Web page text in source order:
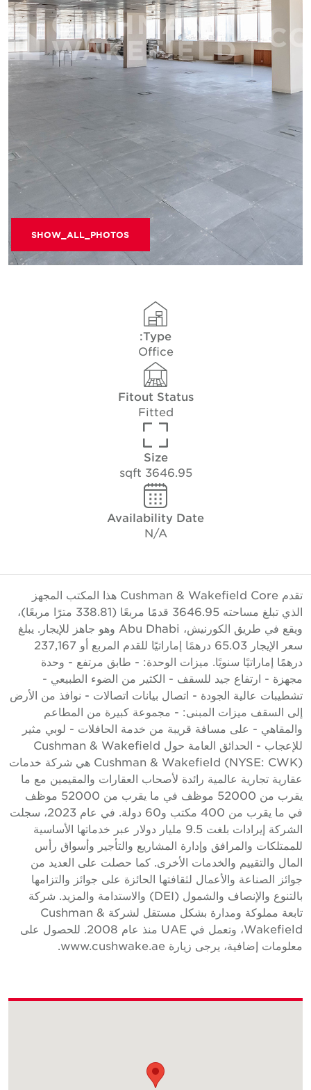
SHOW_ALL_PHOTOS
Type:
Office
Fitout Status
Fitted
Size
3646.95 sqft
Availability Date
N/A
تقدم Cushman & Wakefield Core هذا المكتب المجهز
الذي تبلغ مساحته 3646.95 قدمًا مربعًا (338.81 مترًا مربعًا)،
ويقع في طريق الكورنيش، Abu Dhabi وهو جاهز للإيجار. يبلغ
سعر الإيجار 65.03 درهمًا إماراتيًا للقدم المربع أو 237,167
درهمًا إماراتيًا سنويًا. ميزات الوحدة: - طابق مرتفع - وحدة
مجهزة - ارتفاع جيد للسقف - الكثير من الضوء الطبيعي -
تشطيبات عالية الجودة - اتصال بيانات اتصالات - نوافذ من الأرض
إلى السقف ميزات المبنى: - مجموعة كبيرة من المطاعم
والمقاهي - على مسافة قريبة من خدمة الحافلات - لوبي مثير
للإعجاب - الحدائق العامة حول Cushman & Wakefield
Cushman & Wakefield (NYSE: CWK) هي شركة خدمات
عقارية تجارية عالمية رائدة لأصحاب العقارات والمقيمين مع ما
يقرب من 52000 موظف في ما يقرب من 52000 موظف
في ما يقرب من 400 مكتب و60 دولة. في عام 2023، سجلت
الشركة إيرادات بلغت 9.5 مليار دولار عبر خدماتها الأساسية
للممتلكات والمرافق وإدارة المشاريع والتأجير وأسواق رأس
المال والتقييم والخدمات الأخرى. كما حصلت على العديد من
جوائز الصناعة والأعمال لثقافتها الحائزة على جوائز والتزامها
بالتنوع والإنصاف والشمول (DEI) والاستدامة والمزيد. شركة
تابعة مملوكة ومدارة بشكل مستقل لشركة Cushman &
Wakefield، وتعمل في UAE منذ عام 2008. للحصول على
معلومات إضافية، يرجى زيارة www.cushwake.ae.